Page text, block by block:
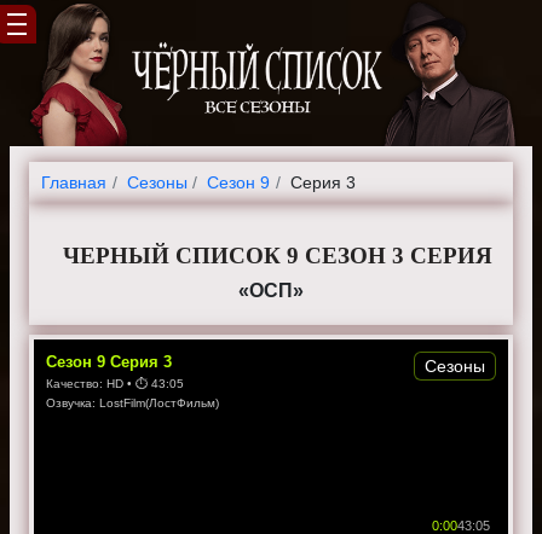
Главная Cезоны Сезон 9 Серия 3
ЧЕРНЫЙ СПИСОК 9 СЕЗОН 3 СЕРИЯ
«ОСП»
Сезон 9 Серия 3
Качество: HD • ⏱ 43:05
Озвучка: LostFilm(ЛостФильм)
0:0043:05
Сезоны